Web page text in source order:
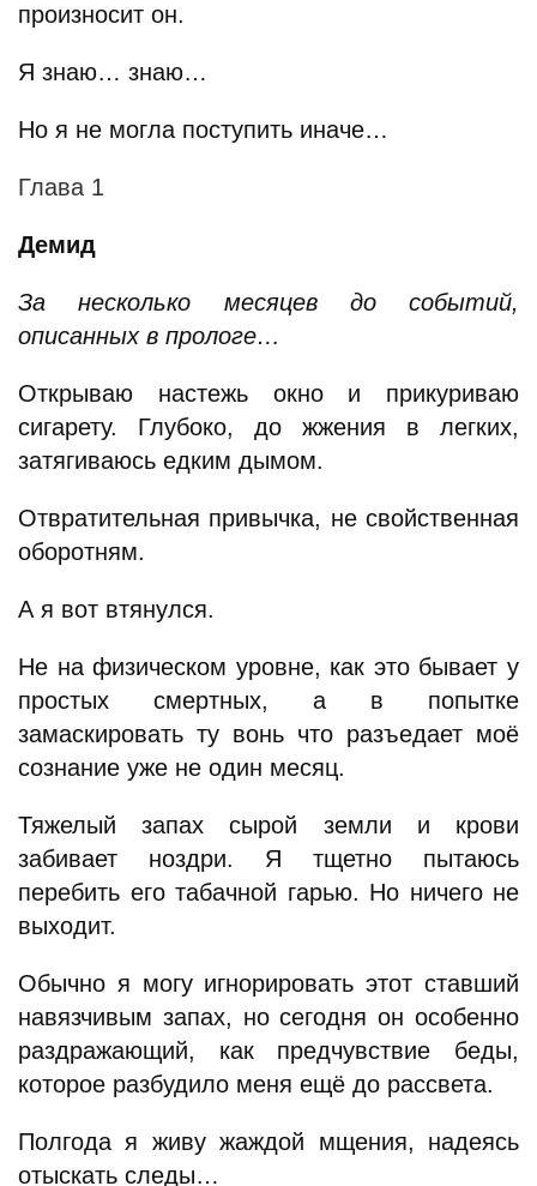
произносит он.
Я знаю… знаю…
Но я не могла поступить иначе…
Глава 1
Демид
За несколько месяцев до событий,
описанных в прологе…
Открываю настежь окно и прикуриваю
сигарету. Глубоко, до жжения в легких,
затягиваюсь едким дымом.
Отвратительная привычка, не свойственная
оборотням.
А я вот втянулся.
Не на физическом уровне, как это бывает у
простых смертных, а в попытке
замаскировать ту вонь что разъедает моё
сознание уже не один месяц.
Тяжелый запах сырой земли и крови
забивает ноздри. Я тщетно пытаюсь
перебить его табачной гарью. Но ничего не
выходит.
Обычно я могу игнорировать этот ставший
навязчивым запах, но сегодня он особенно
раздражающий, как предчувствие беды,
которое разбудило меня ещё до рассвета.
Полгода я живу жаждой мщения, надеясь
отыскать следы…